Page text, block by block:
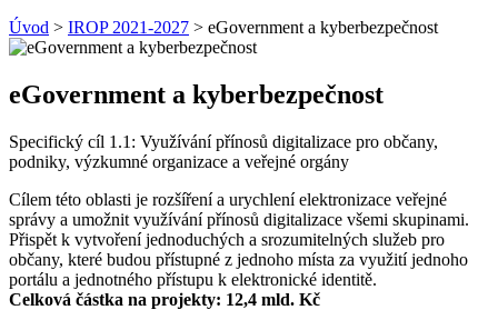
Úvod > IROP 2021-2027 > eGovernment a kyberbezpečnost
eGovernment a kyberbezpečnost
Specifický cíl 1.1: Využívání přínosů digitalizace pro občany,
podniky, výzkumné organizace a veřejné orgány
Cílem této oblasti je rozšíření a urychlení elektronizace veřejné
správy a umožnit využívání přínosů digitalizace všemi skupinami.
Přispět k vytvoření jednoduchých a srozumitelných služeb pro
občany, které budou přístupné z jednoho místa za využití jednoho
portálu a jednotného přístupu k elektronické identitě.
Celková částka na projekty: 12,4 mld. Kč